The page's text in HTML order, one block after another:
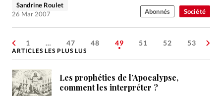
Société
Sandrine Roulet
26 Mar 2007
Abonnés
1 … 47 48 49 51 52 53
ARTICLES LES PLUS LUS
Les prophéties de l’Apocalypse,
comment les interpréter ?